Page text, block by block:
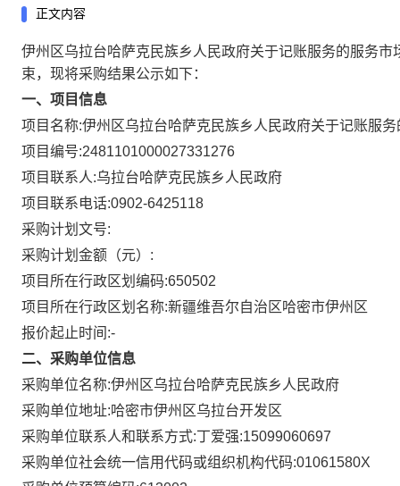
正文内容
伊州区乌拉台哈萨克民族乡人民政府关于记账服务的服务市
束，现将采购结果公示如下：
一、项目信息
项目名称:伊州区乌拉台哈萨克民族乡人民政府关于记账服
项目编号:2481101000027331276
项目联系人:乌拉台哈萨克民族乡人民政府
项目联系电话:0902-6425118
采购计划文号:
采购计划金额（元）:
项目所在行政区划编码:650502
项目所在行政区划名称:新疆维吾尔自治区哈密市伊州区
报价起止时间:-
二、采购单位信息
采购单位名称:伊州区乌拉台哈萨克民族乡人民政府
采购单位地址:哈密市伊州区乌拉台开发区
采购单位联系人和联系方式:丁爱强:15099060697
采购单位社会统一信用代码或组织机构代码:01061580X